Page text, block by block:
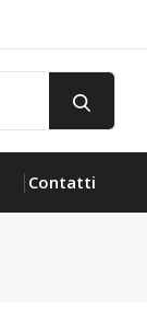
Contatti